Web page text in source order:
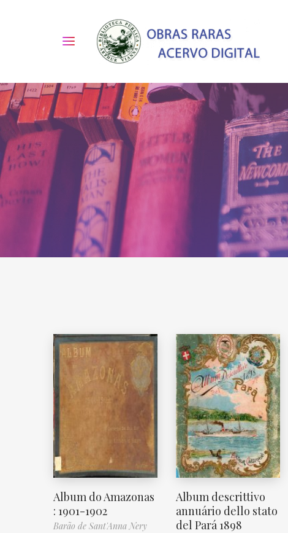
Album do Amazonas
: 1901-1902
Barão de Sant'Anna Nery
Album descrittivo
annuário dello stato
del Pará 1898